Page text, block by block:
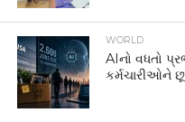
WORLD
AIનો વધતો
કર્મચારીઓને